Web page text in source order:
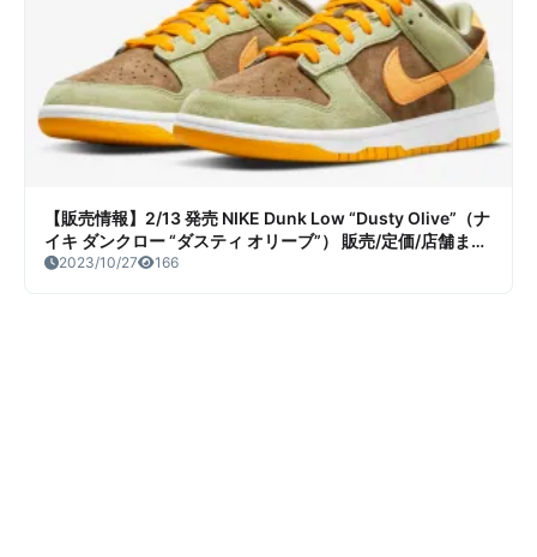
【販売情報】2/13 発売 NIKE Dunk Low “Dusty Olive”（ナ
イキ ダンクロー “ダスティ オリーブ”） 販売/定価/店舗まと
め2023/10/27 166